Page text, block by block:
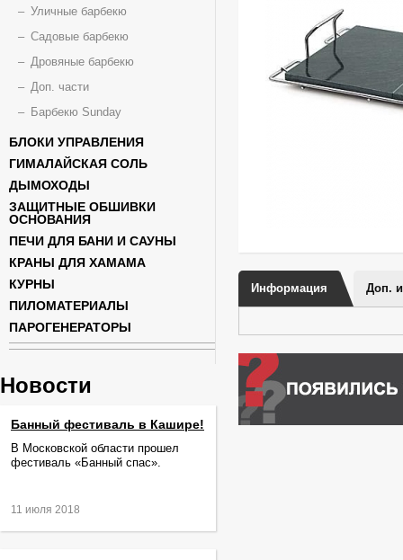
Информация Доп.
Уличные барбекю
Садовые барбекю
Дровяные барбекю
Доп. части
Барбекю Sunday
БЛОКИ УПРАВЛЕНИЯ
ГИМАЛАЙСКАЯ СОЛЬ
ДЫМОХОДЫ
ЗАЩИТНЫЕ ОБШИВКИ
ОСНОВАНИЯ
ПЕЧИ ДЛЯ БАНИ И САУНЫ
КРАНЫ ДЛЯ ХАМАМА
КУРНЫ
ПИЛОМАТЕРИАЛЫ
ПАРОГЕНЕРАТОРЫ
Новости
Банный фестиваль в Кашире!
В Московской области прошел
фестиваль «Банный спас».
11 июля 2018